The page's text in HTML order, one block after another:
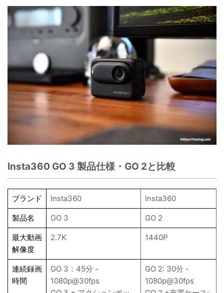
Insta360 GO 3 製品仕様・GO 2と比較
ブランド Insta360 Insta360
製品名 GO 3 GO 2
最大動画
解像度
2.7K 1440P
連続録画
時間
GO 3：45分 -
1080p@30fps
GO 2: 30分 -
1080p@30fps